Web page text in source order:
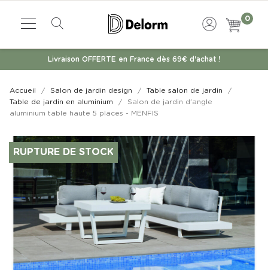
0
Livraison OFFERTE en France dès 69€ d'achat !
Accueil Salon de jardin design
Table salon de jardin
Table de jardin en aluminium
Salon de jardin d'angle
aluminium table haute 5 places - MENFIS
RUPTURE DE STOCK